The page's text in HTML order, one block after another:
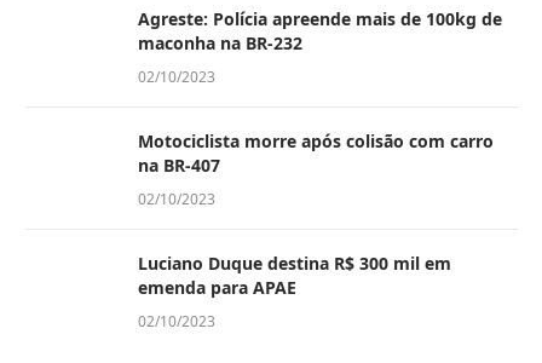
Agreste: Polícia apreende mais de 100kg de
maconha na BR-232
02/10/2023
Motociclista morre após colisão com carro
na BR-407
02/10/2023
Luciano Duque destina R$ 300 mil em
emenda para APAE
02/10/2023